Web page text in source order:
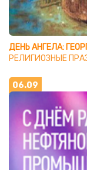
ДЕНЬ АНГЕЛА:
РЕЛИГИОЗНЫЕ
06.09